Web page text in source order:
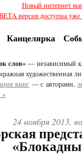
Новый интернет
версия доступна
Канцелярка
слов» — независимый
художественная
книг — с авторами,
»
24 ноября 2013,